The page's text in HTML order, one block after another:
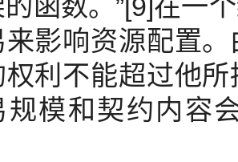
函数。”[9]在一
来影响资源配置
权利不能超过他
规模和契约内容